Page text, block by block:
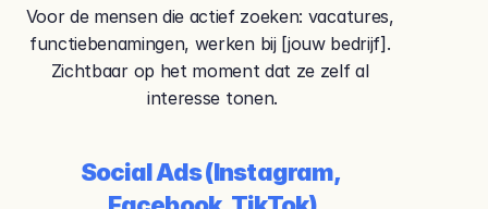
Voor de mensen die actief zoeken: vacatures,
functiebenamingen, werken bij [jouw bedrijf].
Zichtbaar op het moment dat ze zelf al
interesse tonen.
Social Ads (Instagram,